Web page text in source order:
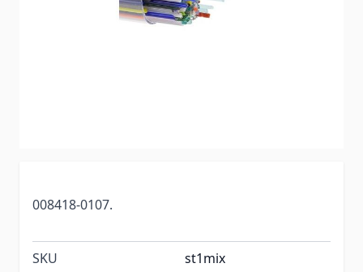
008418-0107.
SKU st1mix